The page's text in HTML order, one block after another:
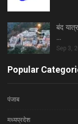
बंद
…
Sep 3,
Popular
पंजाब
मध्यप्रदेश